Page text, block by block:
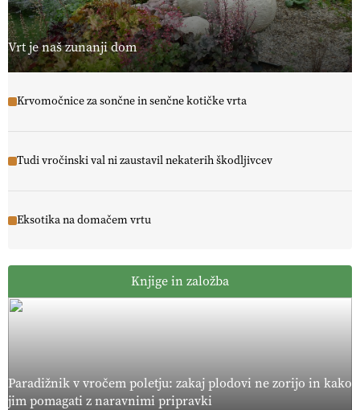
Vrt je naš zunanji dom
Krvomočnice za sončne in senčne kotičke vrta
Tudi vročinski val ni zaustavil nekaterih škodljivcev
Eksotika na domačem vrtu
Knjige in založba
Paradižnik v vročem poletju: zakaj plodovi ne zorijo in kako
jim pomagati z naravnimi pripravki